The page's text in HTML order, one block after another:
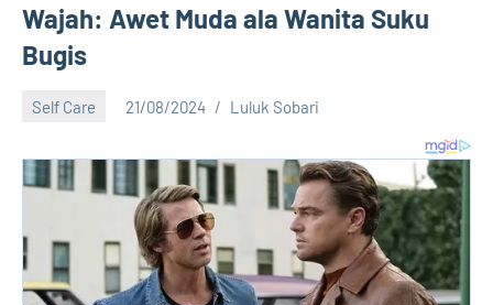
Wajah: Awet Muda ala Wanita Suku
Bugis
Self Care 21/08/2024 Luluk Sobari